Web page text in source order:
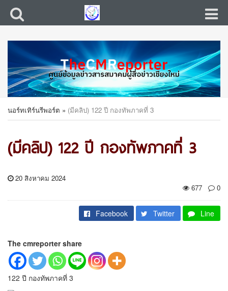
นอร์ทเทิร์นรีพอร์ต » (มีคลิป) 122 ปี กองทัพภาคที่ 3
(มีคลิป) 122 ปี กองทัพภาคที่ 3
20 สิงหาคม 2024
677
0
Facebook Twitter Line
The cmreporter share
122 ปี กองทัพภาคที่ 3